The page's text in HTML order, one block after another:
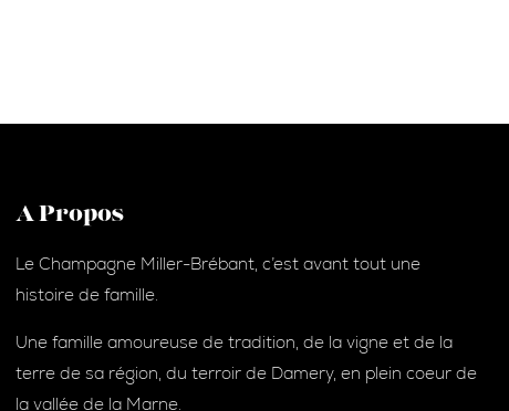
A Propos
Le Champagne Miller-Brébant, c’est avant tout une
histoire de famille.
Une famille amoureuse de tradition, de la vigne et de la
terre de sa région, du terroir de Damery, en plein coeur de
la vallée de la Marne.